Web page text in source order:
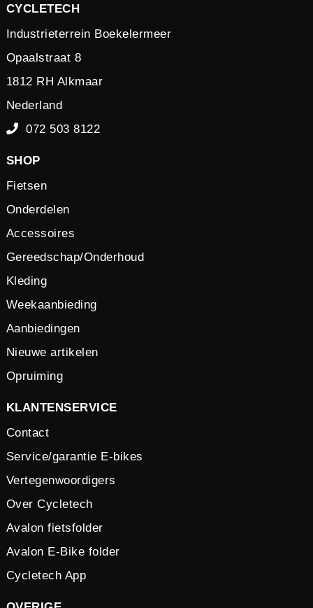
CYCLETECH
Industrieterrein Boekelermeer
Opaalstraat 8
1812 RH Alkmaar
Nederland
072 503 8122
SHOP
Fietsen
Onderdelen
Accessoires
Gereedschap/Onderhoud
Kleding
Weekaanbieding
Aanbiedingen
Nieuwe artikelen
Opruiming
KLANTENSERVICE
Contact
Service/garantie E-bikes
Vertegenwoordigers
Over Cycletech
Avalon fietsfolder
Avalon E-Bike folder
Cycletech App